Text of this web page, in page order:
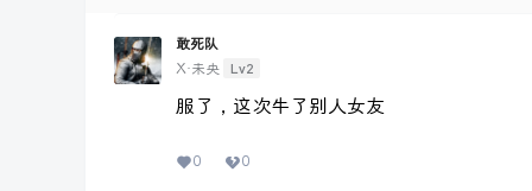
敢死队
X·未央
Lv2
服了，这次牛了别人女友
0 0